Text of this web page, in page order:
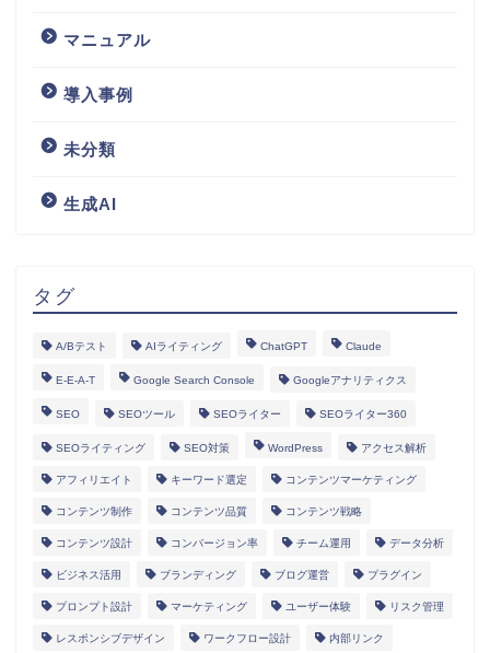
マニュアル
導入事例
未分類
生成AI
タグ
A/Bテスト AIライティング ChatGPT Claude
E-E-A-T Google Search Console Googleアナリティクス
SEO SEOツール SEOライター SEOライター360
SEOライティング SEO対策 WordPress アクセス解析
アフィリエイト キーワード選定 コンテンツマーケティング
コンテンツ制作 コンテンツ品質 コンテンツ戦略
コンテンツ設計 コンバージョン率 チーム運用 データ分析
ビジネス活用 ブランディング ブログ運営 プラグイン
プロンプト設計 マーケティング ユーザー体験 リスク管理
レスポンシブデザイン ワークフロー設計 内部リンク